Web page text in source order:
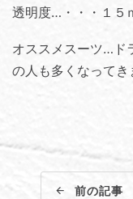
透明度…・・・１５
オススメスーツ…ド
の人も多くなってき
前の記事